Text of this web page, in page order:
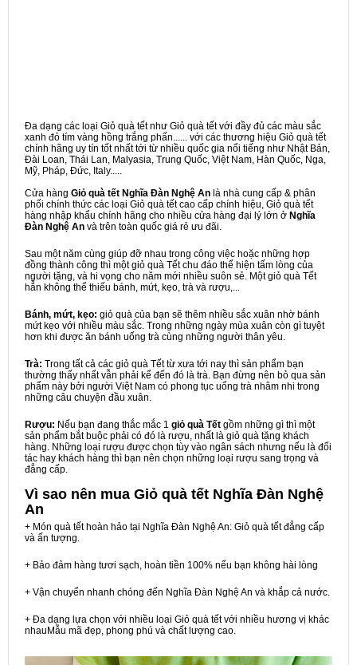
Đa dạng các loại Giỏ quà tết như Giỏ quà tết với đầy đủ các màu sắc
xanh đỏ tím vàng hồng trắng phấn...... với các thương hiệu Giỏ quà tết
chính hãng uy tín tốt nhất tới từ nhiều quốc gia nổi tiếng như Nhật Bản,
Đài Loan, Thái Lan, Malyasia, Trung Quốc, Việt Nam, Hàn Quốc, Nga,
Mỹ, Pháp, Đức, Italy.....
Cửa hàng Giỏ quà tết Nghĩa Đàn Nghệ An là nhà cung cấp & phân
phối chính thức các loại Giỏ quà tết cao cấp chính hiệu, Giỏ quà tết
hàng nhập khẩu chính hãng cho nhiều cửa hàng đại lý lớn ở Nghĩa
Đàn Nghệ An và trên toàn quốc giá rẻ ưu đãi.
Sau một năm cùng giúp đỡ nhau trong công việc hoặc những hợp
đồng thành công thì một giỏ quà Tết chu đáo thể hiện tấm lòng của
người tặng, và hi vọng cho năm mới nhiều suôn sẻ. Một giỏ quà Tết
hẳn không thể thiếu bánh, mứt, kẹo, trà và rượu,...
Bánh, mứt, kẹo: giỏ quà của bạn sẽ thêm nhiều sắc xuân nhờ bánh
mứt kẹo với nhiều màu sắc. Trong những ngày mùa xuân còn gì tuyệt
hơn khi được ăn bánh uống trà cùng những người thân yêu.
Trà: Trong tất cả các giỏ quà Tết từ xưa tới nay thì sản phẩm bạn
thường thấy nhất vẫn phải kể đến đó là trà. Bạn đừng nên bỏ qua sản
phẩm này bởi người Việt Nam có phong tục uống trà nhâm nhi trong
những câu chuyện đầu xuân.
Rượu: Nếu bạn đang thắc mắc 1 giỏ quà Tết gồm những gì thì một
sản phẩm bắt buộc phải có đó là rượu, nhất là giỏ quà tặng khách
hàng. Những loại rượu được chọn tùy vào ngân sách nhưng nếu là đối
tác hay khách hàng thì bạn nên chọn những loại rượu sang trọng và
đẳng cấp.
Vì sao nên mua Giỏ quà tết Nghĩa Đàn Nghệ
An
+ Món quà tết hoàn hảo tại Nghĩa Đàn Nghệ An: Giỏ quà tết đẳng cấp
và ấn tượng.
+ Bảo đảm hàng tươi sạch, hoàn tiền 100% nếu bạn không hài lòng
+ Vận chuyển nhanh chóng đến Nghĩa Đàn Nghệ An và khắp cả nước.
+ Đa dạng lựa chọn với nhiều loại Giỏ quà tết với nhiều hương vị khác
nhauMẫu mã đẹp, phong phú và chất lượng cao.